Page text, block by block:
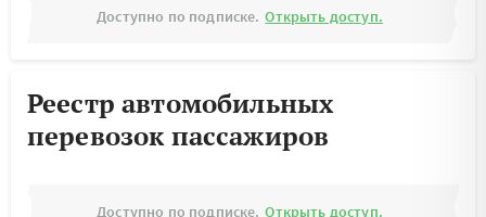
Доступно по подписке. Открыть доступ.
Реестр автомобильных
перевозок пассажиров
Доступно по подписке. Открыть доступ.